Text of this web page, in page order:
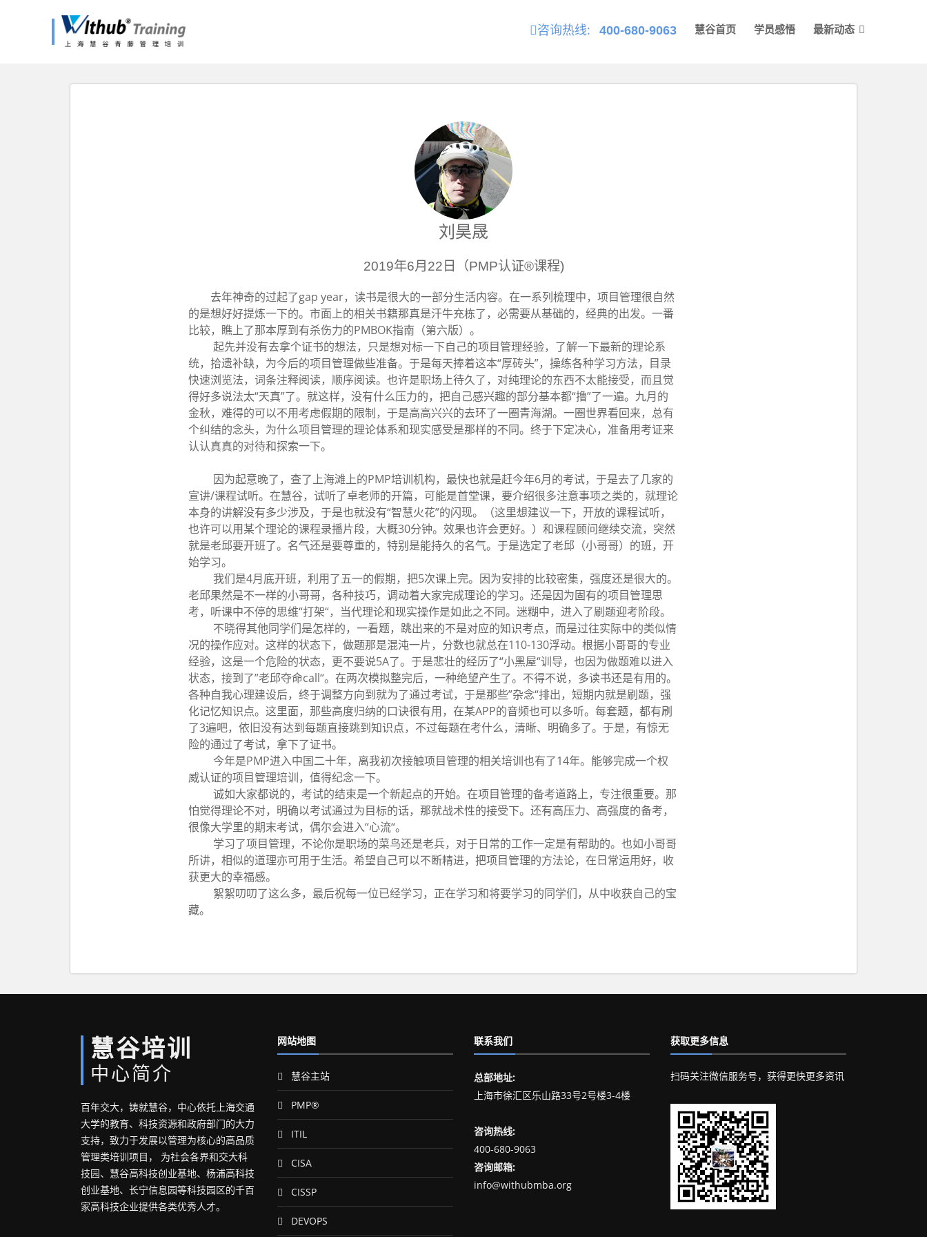
咨询热线: 400-680-9063 慧谷首页 学员感悟 最新动态
刘昊晟
2019年6月22日（PMP认证®课程)
去年神奇的过起了gap year，读书是很大的一部分生活内容。在一系列梳理中，项目管理很自然
的是想好好提炼一下的。市面上的相关书籍那真是汗牛充栋了，必需要从基础的，经典的出发。一番
比较，瞧上了那本厚到有杀伤力的PMBOK指南（第六版）。
起先并没有去拿个证书的想法，只是想对标一下自己的项目管理经验，了解一下最新的理论系
统，拾遗补缺，为今后的项目管理做些准备。于是每天捧着这本“厚砖头”，操练各种学习方法，目录
快速浏览法，词条注释阅读，顺序阅读。也许是职场上待久了，对纯理论的东西不太能接受，而且觉
得好多说法太“天真”了。就这样，没有什么压力的，把自己感兴趣的部分基本都“撸”了一遍。九月的
金秋，难得的可以不用考虑假期的限制，于是高高兴兴的去环了一圈青海湖。一圈世界看回来，总有
个纠结的念头，为什么项目管理的理论体系和现实感受是那样的不同。终于下定决心，准备用考证来
认认真真的对待和探索一下。
因为起意晚了，查了上海滩上的PMP培训机构，最快也就是赶今年6月的考试，于是去了几家的
宣讲/课程试听。在慧谷，试听了卓老师的开篇，可能是首堂课，要介绍很多注意事项之类的，就理论
本身的讲解没有多少涉及，于是也就没有“智慧火花”的闪现。（这里想建议一下，开放的课程试听，
也许可以用某个理论的课程录播片段，大概30分钟。效果也许会更好。）和课程顾问继续交流，突然
就是老邱要开班了。名气还是要尊重的，特别是能持久的名气。于是选定了老邱（小哥哥）的班，开
始学习。
我们是4月底开班，利用了五一的假期，把5次课上完。因为安排的比较密集，强度还是很大的。
老邱果然是不一样的小哥哥，各种技巧，调动着大家完成理论的学习。还是因为固有的项目管理思
考，听课中不停的思维“打架“，当代理论和现实操作是如此之不同。迷糊中，进入了刷题迎考阶段。
不晓得其他同学们是怎样的，一看题，跳出来的不是对应的知识考点，而是过往实际中的类似情
况的操作应对。这样的状态下，做题那是混沌一片，分数也就总在110-130浮动。根据小哥哥的专业
经验，这是一个危险的状态，更不要说5A了。于是悲壮的经历了“小黑屋“训导，也因为做题难以进入
状态，接到了”老邱夺命call“。在两次模拟整完后，一种绝望产生了。不得不说，多读书还是有用的。
各种自我心理建设后，终于调整方向到就为了通过考试，于是那些”杂念“排出，短期内就是刷题，强
化记忆知识点。这里面，那些高度归纳的口诀很有用，在某APP的音频也可以多听。每套题，都有刷
了3遍吧，依旧没有达到每题直接跳到知识点，不过每题在考什么，清晰、明确多了。于是，有惊无
险的通过了考试，拿下了证书。
今年是PMP进入中国二十年，离我初次接触项目管理的相关培训也有了14年。能够完成一个权
威认证的项目管理培训，值得纪念一下。
诚如大家都说的，考试的结束是一个新起点的开始。在项目管理的备考道路上，专注很重要。那
怕觉得理论不对，明确以考试通过为目标的话，那就战术性的接受下。还有高压力、高强度的备考，
很像大学里的期末考试，偶尔会进入“心流“。
学习了项目管理，不论你是职场的菜鸟还是老兵，对于日常的工作一定是有帮助的。也如小哥哥
所讲，相似的道理亦可用于生活。希望自己可以不断精进，把项目管理的方法论，在日常运用好，收
获更大的幸福感。
絮絮叨叨了这么多，最后祝每一位已经学习，正在学习和将要学习的同学们，从中收获自己的宝
藏。
慧谷培训
中心简介
百年交大，铸就慧谷，中心依托上海交通
大学的教育、科技资源和政府部门的大力
支持，致力于发展以管理为核心的高品质
管理类培训项目， 为社会各界和交大科
技园、慧谷高科技创业基地、杨浦高科技
创业基地、长宁信息园等科技园区的千百
家高科技企业提供各类优秀人才。
网站地图
慧谷主站
PMP®
ITIL
CISA
CISSP
DEVOPS
联系我们
总部地址:
上海市徐汇区乐山路33号2号楼3-4楼
咨询热线:
400-680-9063
咨询邮箱:
info@withubmba.org
获取更多信息
扫码关注微信服务号，获得更快更多资讯